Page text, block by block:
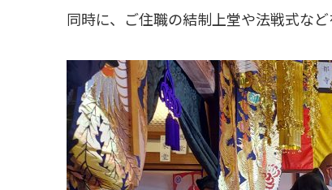
同時に、ご住職の結制上堂や法戦式な